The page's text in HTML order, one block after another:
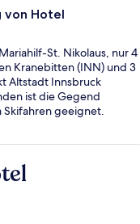
von Hotel
St. Nikolaus, nur 4
Kranebitten (INN) und 3
Altstadt Innsbruck
ist die Gegend
geeignet.